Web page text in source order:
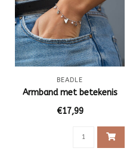
BEADLE
Armband met betekenis
€17,99